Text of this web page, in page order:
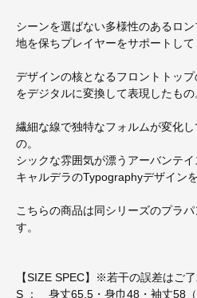
シーンを選ばない多様性のあるロ
地を保ちプレイヤーをサポートして
デザインの核となるフロントトップ
をデジタルに変換して表現したもの
繊細な線で独特なフォルムが変化
の。
シックな雰囲気が漂うアーバンテイ
キャルデラのTypographyデザイン
こちらの商品は同シリーズのプラ
す。
【SIZE SPEC】※若干の誤差はご了
S ： 身丈65.5・身巾48・袖丈58（